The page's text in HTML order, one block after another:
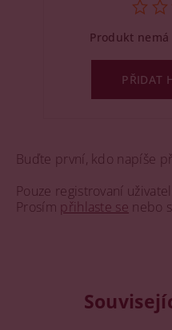
Buďte první, kdo napíše
Pouze registrovaní
Prosím přihlaste se nebo
Produkt
PŘIDAT